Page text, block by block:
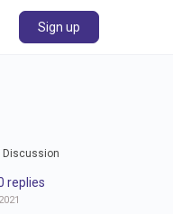
Sign up
Discussion
replies